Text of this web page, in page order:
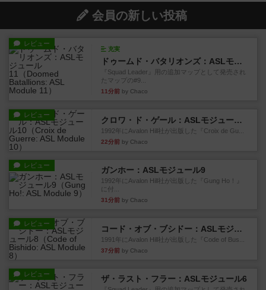
会員の新しい投稿
レビュー
充実
ドゥームド・バタリオンズ：ASLモジュール11
『Squad Leader』用の追加マップとして発売され
たマップの#9...
11分前 by Chaco
レビュー
クロワ・ド・ゲール：ASLモジュール10
1992年にAvalon Hill社が出版した『Croix de Gu...
22分前 by Chaco
レビュー ガンホー：ASLモジュール9
1992年にAvalon Hill社が出版した『Gung Ho！』
に付...
31分前 by Chaco
レビュー
コード・オブ・ブシドー：ASLモジュール8
1991年にAvalon Hill社が出版した『Code of Bus...
37分前 by Chaco
レビュー ザ・ラスト・フラー：ASLモジュール6